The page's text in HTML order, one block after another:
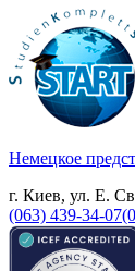
Немецкое
г. Киев, ул. Е.
(063) 439-34-07